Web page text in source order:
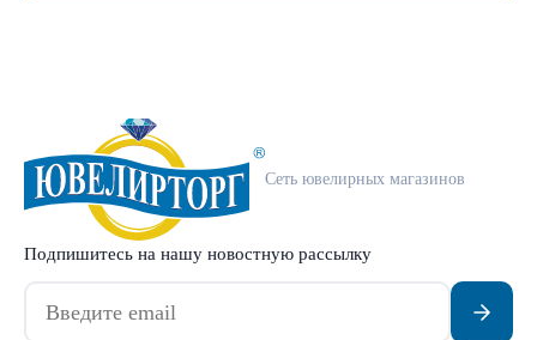
Сеть ювелирных магазинов
Подпишитесь на нашу новостную рассылку